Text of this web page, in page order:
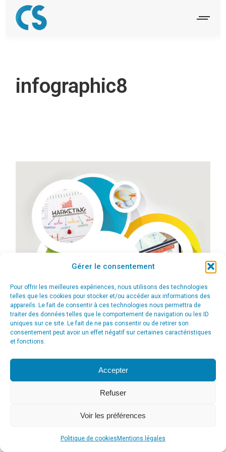
Gérer le consentement
Pour offrir les meilleures expériences, nous utilisons des technologies
telles que les cookies pour stocker et/ou accéder aux informations des
appareils. Le fait de consentir à ces technologies nous permettra de
traiter des données telles que le comportement de navigation ou les ID
uniques sur ce site. Le fait de ne pas consentir ou de retirer son
consentement peut avoir un effet négatif sur certaines caractéristiques
et fonctions.
Accepter
Refuser
Voir les préférences
Politique de cookies Mentions légales
infographic8
© Agence Communication Support [ Agence CS ] - Conseil en
menu_principal